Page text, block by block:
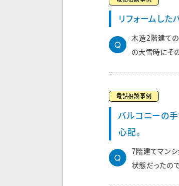
リフォームし
木造2階建て
の大雪時にそ
電話相談事例
バルコニーの
心配。
7階建てマン
状態だったの